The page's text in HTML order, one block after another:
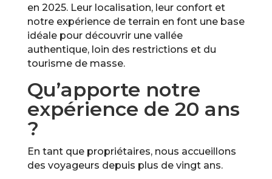
en 2025. Leur localisation, leur confort et
notre expérience de terrain en font une base
idéale pour découvrir une vallée
authentique, loin des restrictions et du
tourisme de masse.
Qu’apporte notre
expérience de 20 ans
?
En tant que propriétaires, nous accueillons
des voyageurs depuis plus de vingt ans.